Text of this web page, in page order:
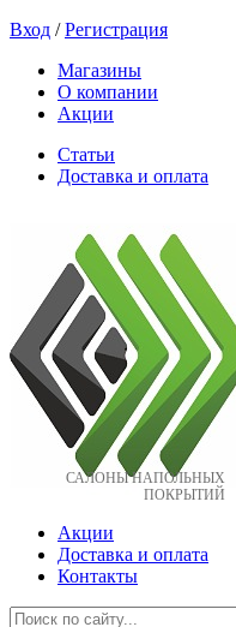
Вход /Регистрация
Магазины
О компании
Акции
Статьи
Доставка и оплата
САЛОНЫ НАПОЛЬНЫХ
ПОКРЫТИЙ
Акции
Доставка и оплата
Контакты